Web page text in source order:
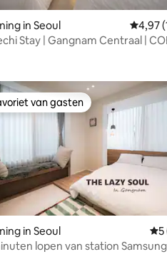
van 5 uit 5, 17
in Seoul
4,97
Stay | Gangnam Centraal |
van 5 uit 5, 14
van gasten
van gasten
in Seoul
5
lopen van station Samsung